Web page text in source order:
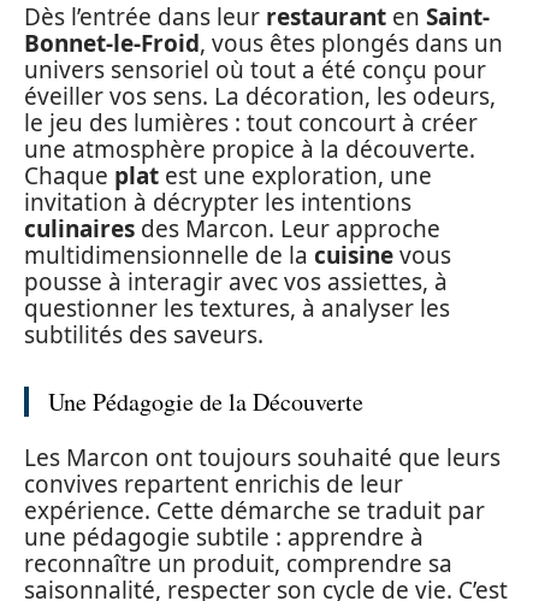
Dès l’entrée dans leur restaurant en Saint-
Bonnet-le-Froid, vous êtes plongés dans un
univers sensoriel où tout a été conçu pour
éveiller vos sens. La décoration, les odeurs,
le jeu des lumières : tout concourt à créer
une atmosphère propice à la découverte.
Chaque plat est une exploration, une
invitation à décrypter les intentions
culinaires des Marcon. Leur approche
multidimensionnelle de la cuisinevous
pousse à interagir avec vos assiettes, à
questionner les textures, à analyser les
subtilités des saveurs.
Une Pédagogie de la Découverte
Les Marcon ont toujours souhaité que leurs
convives repartent enrichis de leur
expérience. Cette démarche se traduit par
une pédagogie subtile : apprendre à
reconnaître un produit, comprendre sa
saisonnalité, respecter son cycle de vie. C’est